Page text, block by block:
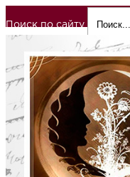
Поиск по сайту